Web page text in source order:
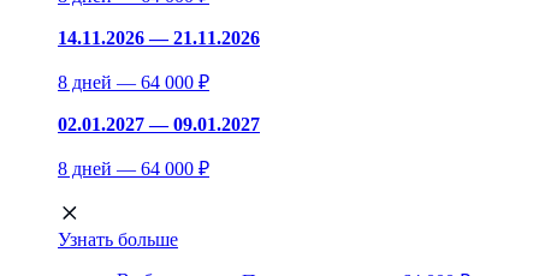
14.11.2026 — 21.11.2026
8 дней — 64 000 ₽
02.01.2027 — 09.01.2027
8 дней — 64 000 ₽
Узнать больше